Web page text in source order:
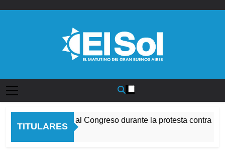
TITULARES
Incidentes frente al Congreso durante la protesta contra la